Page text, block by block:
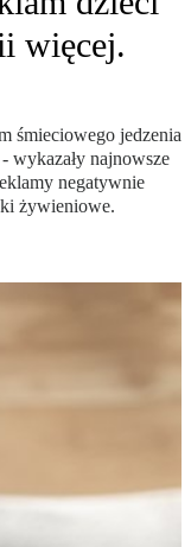
więcej.
śmieciowego jedzenia
wykazały najnowsze
negatywnie
żywieniowe.